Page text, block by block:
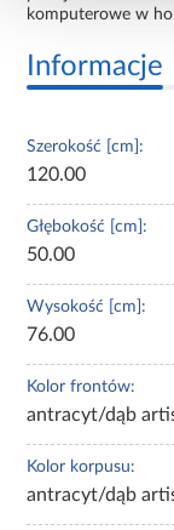
komputerowe w
Informacje
Szerokość [cm]:
120.00
Głębokość [cm]:
50.00
Wysokość [cm]:
76.00
Kolor frontów:
antracyt/dąb
Kolor korpusu:
antracyt/dąb